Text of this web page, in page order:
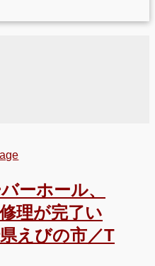
ーホール、
理が完了い
えびの市／T